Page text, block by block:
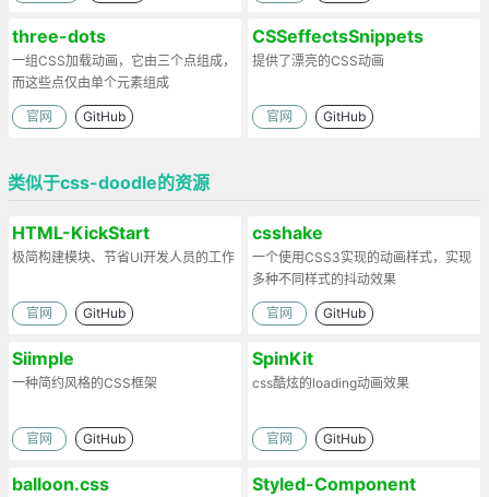
three-dots
一组CSS加载动画，它由三个点组成，
而这些点仅由单个元素组成
官网 GitHub
CSSeffectsSnippets
提供了漂亮的CSS动画
官网 GitHub
类似于css-doodle的资源
HTML-KickStart
极简构建模块、节省UI开发人员的工作
官网 GitHub
csshake
一个使用CSS3实现的动画样式，实现
多种不同样式的抖动效果
官网 GitHub
Siimple
一种简约风格的CSS框架
官网 GitHub
SpinKit
css酷炫的loading动画效果
官网 GitHub
balloon.css Styled-Component